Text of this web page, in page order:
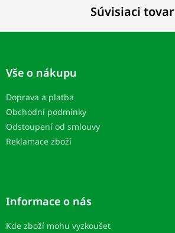
Súvisiaci tovar
Z
Vše o nákupu
Doprava a platba
Obchodní podmínky
Odstoupení od smlouvy
Reklamace zboží
Informace o nás
Kde zboží mohu vyzkoušet